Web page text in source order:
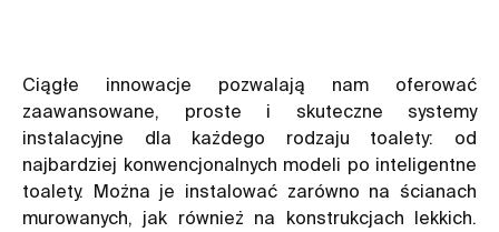
Ciągłe innowacje pozwalają nam oferować
zaawansowane, proste i skuteczne systemy
instalacyjne dla każdego rodzaju toalety: od
najbardziej konwencjonalnych modeli po inteligentne
toalety. Można je instalować zarówno na ścianach
murowanych, jak również na konstrukcjach lekkich.